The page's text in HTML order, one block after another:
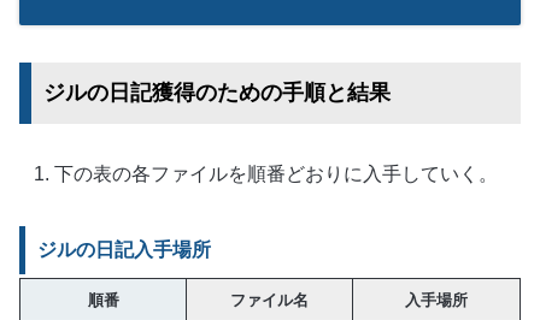
ジルの日記獲得のための手順と結果
下の表の各ファイルを順番どおりに入手していく。
ジルの日記入手場所
順番 ファイル名 入手場所